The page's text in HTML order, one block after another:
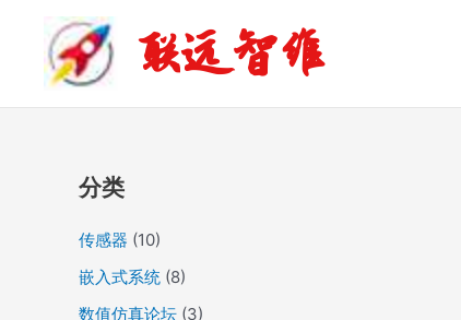
联远智维
分类
传感器 (10)
嵌入式系统 (8)
数值仿真论坛 (3)
归
档